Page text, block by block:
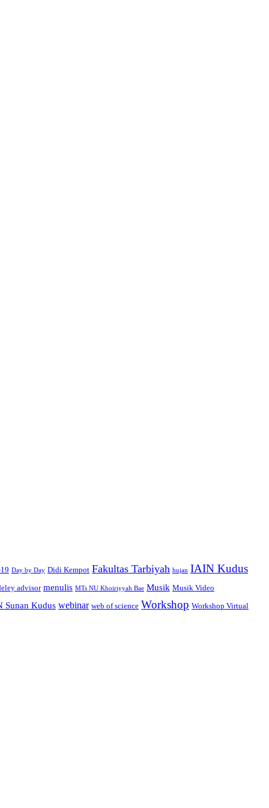
Day by Day Didi Kempot Fakultas Tarbiyah hujan IAIN Kudus
advisor menulis MTs NU Khoiriyyah Bae Musik Musik Video
Sunan Kudus webinar web of science Workshop Workshop Virtual